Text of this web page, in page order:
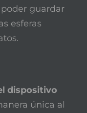
guardar
esferas
dispositivo
única al